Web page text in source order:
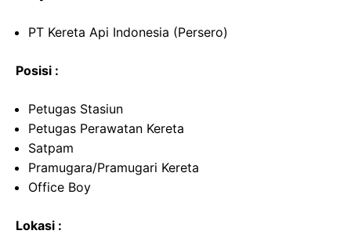
PT Kereta Api Indonesia (Persero)
Posisi :
Petugas Stasiun
Petugas Perawatan Kereta
Satpam
Pramugara/Pramugari Kereta
Office Boy
Lokasi :